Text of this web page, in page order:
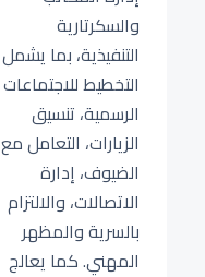
والسكرتارية
التنفيذية، بما يشمل
التخطيط للاجتماعات
الرسمية، تنسيق
الزيارات، التعامل مع
الضيوف، إدارة
الاتصالات، والالتزام
بالسرية والمظهر
المهني. كما يعالج